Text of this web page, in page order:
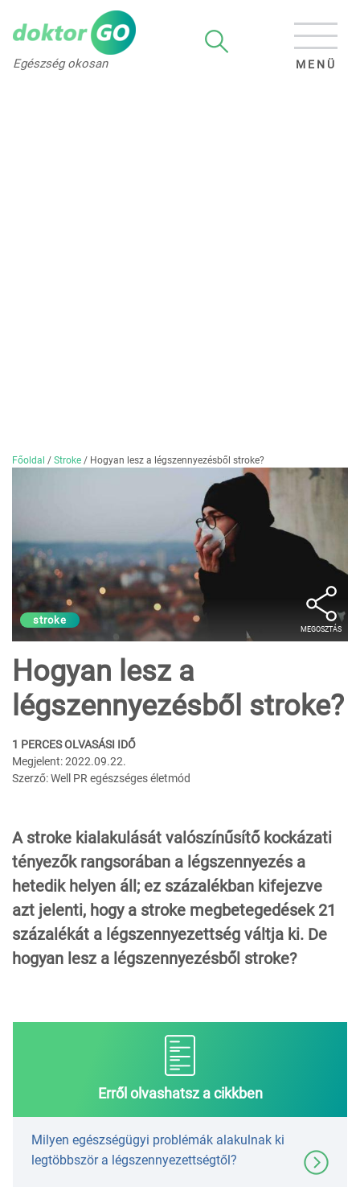
Egészség okosan MENÜ
Főoldal / Stroke / Hogyan lesz a légszennyezésből stroke?
stroke
MEGOSZTÁS
Hogyan lesz a
légszennyezésből stroke?
1 PERCES OLVASÁSI IDŐ
Megjelent: 2022.09.22.
Szerző: Well PR egészséges életmód
A stroke kialakulását valószínűsítő kockázati
tényezők rangsorában a légszennyezés a
hetedik helyen áll; ez százalékban kifejezve
azt jelenti, hogy a stroke megbetegedések 21
százalékát a légszennyezettség váltja ki. De
hogyan lesz a légszennyezésből stroke?
Erről olvashatsz a cikkben
Milyen egészségügyi problémák alakulnak ki
legtöbbször a légszennyezettségtől?